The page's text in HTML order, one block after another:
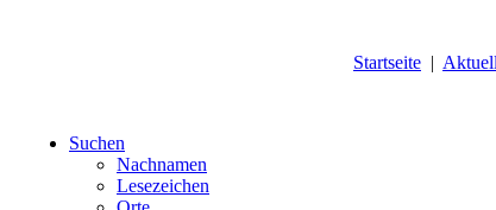
Startseite |
Suchen
Nachnamen
Lesezeichen